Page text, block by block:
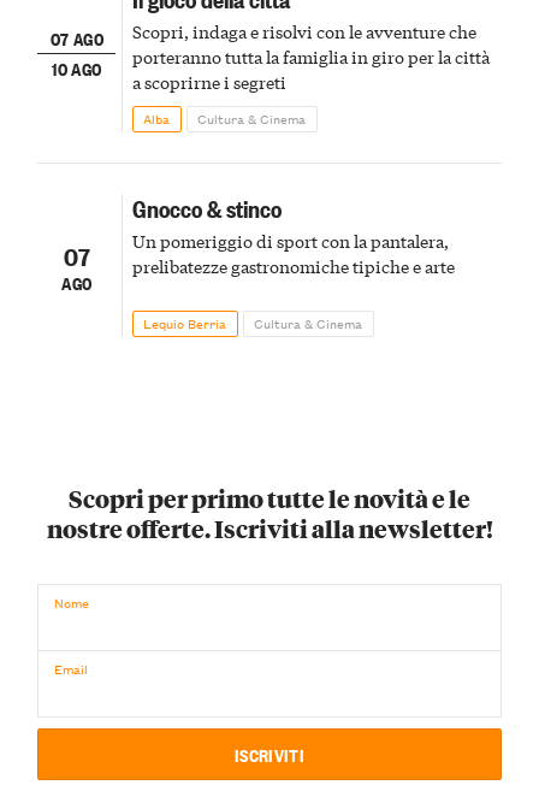
07 AGO
10 AGO
Scopri, indaga e risolvi con le avventure che
porteranno tutta la famiglia in giro per la città
a scoprirne i segreti
Alba Cultura & Cinema
07
AGO
Gnocco & stinco
Un pomeriggio di sport con la pantalera,
prelibatezze gastronomiche tipiche e arte
Lequio Berria Cultura & Cinema
Scopri per primo tutte le novità e le
nostre offerte. Iscriviti alla newsletter!
Nome
Email